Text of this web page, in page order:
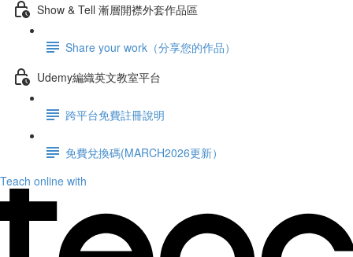
Show & Tell 漸層開襟外套作品區
Share your work（分享您的作品）
Udemy編織英文教室平台
跨平台免費註冊說明
免費兌換碼(MARCH2026更新）
Teach online with